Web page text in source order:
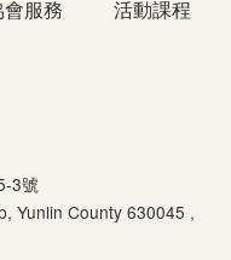
服務
活動課程
3號
Yunlin County 630045 ,